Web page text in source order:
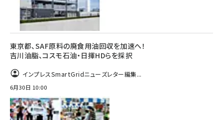
東京都、SAF原料の廃食用油回収を加速へ！
吉川油脂、コスモ石油・日揮HDらを採択
インプレスSmartGridニューズレター編集...
6月30日 10:00